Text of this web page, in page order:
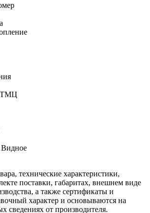
ТМЦ
Видное
технические характеристики,
поставки, габаритах, внешнем виде
а также сертификаты и
характер и основываются на
сведениях от производителя.